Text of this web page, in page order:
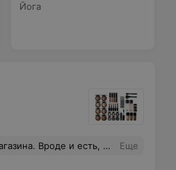
Йога
работают, а руководитель не понимает, почему нет заказов) Еще